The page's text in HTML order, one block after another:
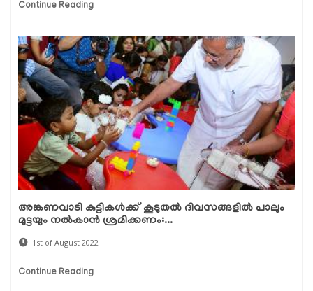
Continue Reading
അങ്കണവാടി കുട്ടികൾക്ക് കൂടുതൽ ദിവസങ്ങളിൽ പാലും
മുട്ടയും നൽകാൻ ശ്രമിക്കണം:...
1st of August 2022
Continue Reading